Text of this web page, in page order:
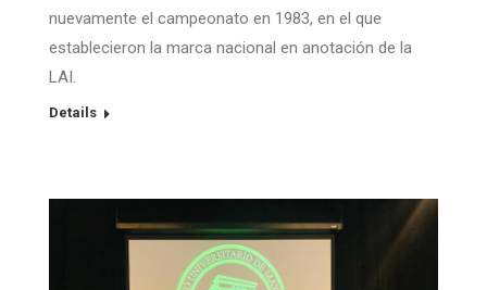
nuevamente el campeonato en 1983, en el que
establecieron la marca nacional en anotación de la
LAI.
Details